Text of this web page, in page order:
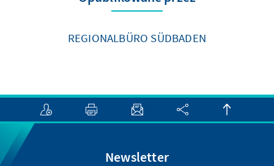
REGIONALBÜRO SÜDBADEN
Newsletter